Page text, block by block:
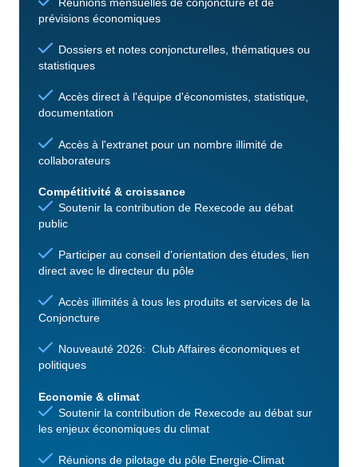
prévisions économiques
Dossiers et notes conjoncturelles, thématiques ou
statistiques
Accès direct à l'équipe d'économistes, statistique,
documentation
Accès à l'extranet pour un nombre illimité de
collaborateurs
Compétitivité & croissance
Soutenir la contribution de Rexecode au débat
public
Participer au conseil d'orientation des études, lien
direct avec le directeur du pôle
Accès illimités à tous les produits et services de la
Conjoncture
Nouveauté 2026: Club Affaires économiques et
politiques
Economie & climat
Soutenir la contribution de Rexecode au débat sur
les enjeux économiques du climat
Réunions de pilotage du pôle Energie-Climat